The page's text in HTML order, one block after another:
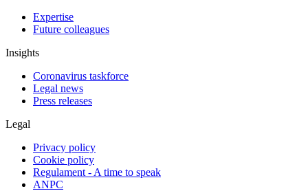
Expertise
Future colleagues
Insights
Coronavirus taskforce
Legal news
Press releases
Legal
Privacy policy
Cookie policy
Regulament - A time to speak
ANPC